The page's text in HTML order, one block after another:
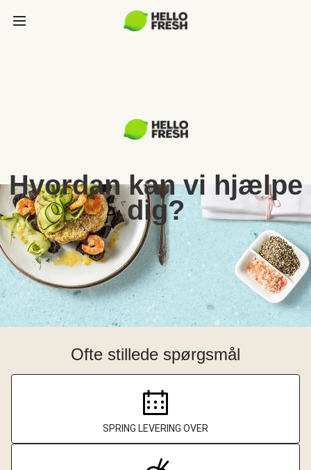
Hvordan kan vi hjælpe
dig?
Ofte stillede spørgsmål
SPRING LEVERING OVER